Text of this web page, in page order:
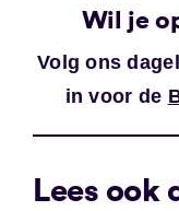
Wil je
Volg ons
in voor de
Lees ook